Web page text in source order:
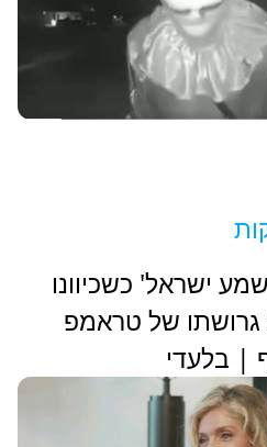
ישראל' כשכיוונו
גרושתו של טראמפ
| בלעדי